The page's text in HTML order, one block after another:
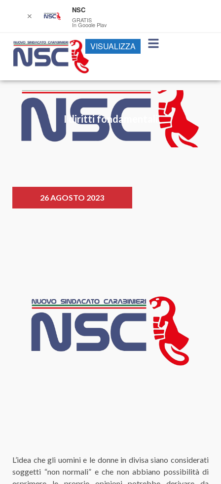
I diritti fondamentali
26 AGOSTO 2023
L’idea che gli uomini e le donne in divisa siano considerati
soggetti “non normali” e che non abbiano possibilità di
✕
NSC
GRATIS
In Google Play
VISUALIZZA